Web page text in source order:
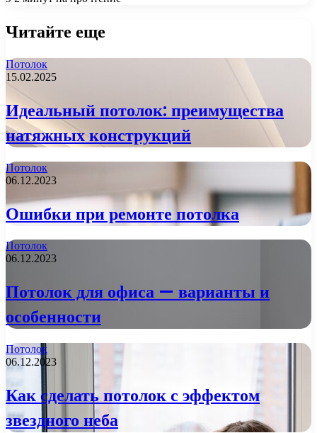
Читайте еще
Потолок
15.02.2025
Идеальный потолок: преимущества
натяжных конструкций
Потолок
06.12.2023
Ошибки при ремонте потолка
Потолок
06.12.2023
Потолок для офиса — варианты и
особенности
Потолок
06.12.2023
Как сделать потолок с эффектом
звездного неба